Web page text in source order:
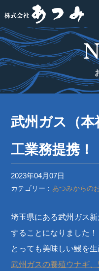
武州ガス（本
工業務提携！
2023年04月07日
カテゴリー： あつみからの
埼玉県にある武州ガス
することになりました！
とっても美味しい鰻を生
武州ガスの養殖ウナギ